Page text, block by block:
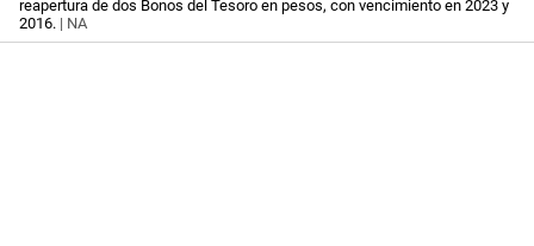
reapertura de dos Bonos del Tesoro en pesos, con vencimiento en 2023 y
2016. | NA